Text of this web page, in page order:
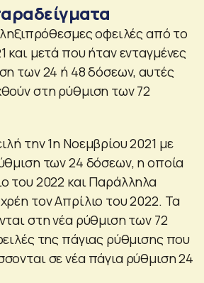
ληξιπρόθεσμες οφειλές από το
και μετά που ήταν ενταγμένες
των 24 ή 48 δόσεων, αυτές
στη ρύθμιση των 72
την 1η Νοεμβρίου 2021 με
των 24 δόσεων, η οποία
του 2022 και Παράλληλα
τον Απρίλιο του 2022. Τα
στη νέα ρύθμιση των 72
της πάγιας ρύθμισης που
σε νέα πάγια ρύθμιση 24